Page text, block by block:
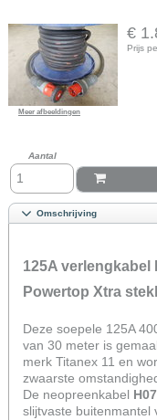
Meer afbeeldingen
€
Prijs
Aantal
Omschrijving
125A verlengkabel
Powertop Xtra
Deze soepele 125A
van 30 meter is
merk Titanex 11 en
zwaarste
De neopreenkabel
slijtvaste buitenmantel